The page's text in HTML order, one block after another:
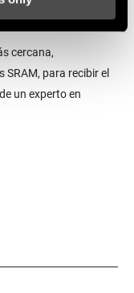
cercana,
para recibir el
un experto en